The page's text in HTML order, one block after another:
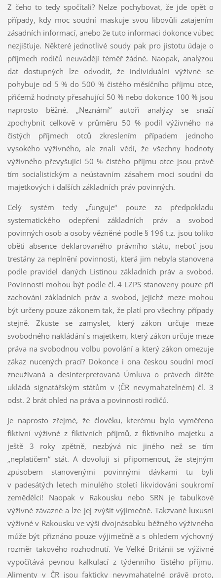
Z čeho to tedy spočítali? Nelze pochybovat, že jde opět o
případy, kdy moc soudní maskuje svou libovůli zatajením
zásadních informací, anebo že tuto informaci dokonce vůbec
nezjišťuje. Některé jednotlivé soudy pak pro jistotu údaje o
příjmech rodičů neuvádějí téměř žádné. Naopak, analýzou
dat dostupných lze odvodit, že individuální výživné se
pohybuje od 5 % do 500 % čistého měsíčního příjmu otce,
přičemž hodnoty přesahující 50 % nebo dokonce 100 % jsou
naprosto běžné. „Neznámí“ autoři analýzy se snaží
zpochybnit celkově v průměru 50 % podíl výživného na
čistých příjmech otců zkreslením případem jednoho
vysokého výživného, ale znalí vědí, že všechny hodnoty
výživného převyšující 50 % čistého příjmu otce jsou právě
tím socialistickým a neústavním zásahem moci soudní do
majetkových i dalších základních práv povinných.
Celý systém tedy „funguje“ pouze za předpokladu
systematického odepření základních práv a svobod
povinných osob a osoby vězněné podle § 196 t.z. jsou toliko
oběti absence deklarovaného právního státu, neboť jsou
trestány za neplnění povinnosti, která jim nebyla stanovena
podle pravidel daných Listinou základních práv a svobod.
Povinnosti mohou být podle čl. 4 LZPS stanoveny pouze při
zachování základních práv a svobod, jejichž meze mohou
být určeny pouze zákonem tak, že platí pro všechny případy
stejně. Zkuste se zamyslet, který zákon určuje meze
svobodného nakládání s majetkem, který zákon určuje meze
práva na svobodnou volbu povolání a který zákon omezuje
zákaz nucených prací? Dokonce i ona českou soudní mocí
zneužívaná a desinterpretovaná Úmluva o právech dítěte
ukládá signatářským státům v (ČR nevymahatelném) čl. 3
odst. 2 brát ohled na práva a povinnosti rodičů.
Je naprosto zřejmé, že člověku, kterému bylo vyměřeno
fiktivní výživné z fiktivních příjmů, z fiktivního majetku a
ještě 3 roky zpětně, nezbývá nic jiného než se tím
„neplatičem“ stát. A dovoluji si připomenout, že stejným
způsobem stanovenými povinnými dávkami tu byli
v padesátých letech minulého století likvidováni soukromí
zemědělci! Naopak v Rakousku nebo SRN je tabulkové
výživné závazné a lze jej zvýšit výjimečně. Takzvané luxusní
výživné v Rakousku ve výši dvojnásobku běžného výživného
může být přiznáno pouze výjimečně a s ohledem výchovný
rozměr takového rozhodnutí. Ve Velké Británii se výživné
vypočítává pevnou kalkulací z týdenního čistého příjmu.
Alimenty v ČR jsou fakticky nevymahatelné právě proto,